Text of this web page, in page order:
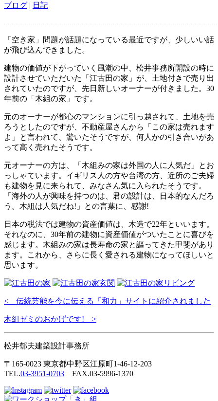
ブログ | 日記
「空き家」問題が話題になっている最近ですが、少しいい話
が飛び込んできました。
建物の価値が下がっていく風潮の中、松井事務所開設の時に
設計させていただいた「江古田の家」が、土地付きで売り出
されていたのですが、先日新しいオーナーが付きました。30
年前の「木組の家」です。
元のオーナーが都心のマンションに引っ越されて、土地を売
ろうとしたのですが、不動産屋さんから「この家は売れます
よ」と言われて、驚いたそうですが、何人かの引き合いがあ
って高く売れたそうです。
元オーナーの方は、「木組みの家は外国の人に人気だ」とお
っしゃています。イギリス人の方や台湾の方、近所のご夫婦
も建物を見に来られて、みなさん気に入られたそうです。
「海外の人が興味を持つのは、君の設計は、日本的なんだろ
う。木組は人気だね!」との言葉に、感謝!
日本の税法では建物の資産価値は、木造で22年といいます。
それなのに、30年前の建物に資産価値がついたことに喜びを
感じます。木組みの家は長寿命の家と謳ってきた甲斐があり
ます。これから、さらに長く愛される建物になってほしいと
思います。
< 伝統芸能を今に伝える「和力」サイトに紹介されました
木組ゼミのおかげです! >
松井郁夫建築設計事務所
〒165-0023 東京都中野区江原町1-46-12-203
TEL.03-3951-0703 FAX.03-5996-1370